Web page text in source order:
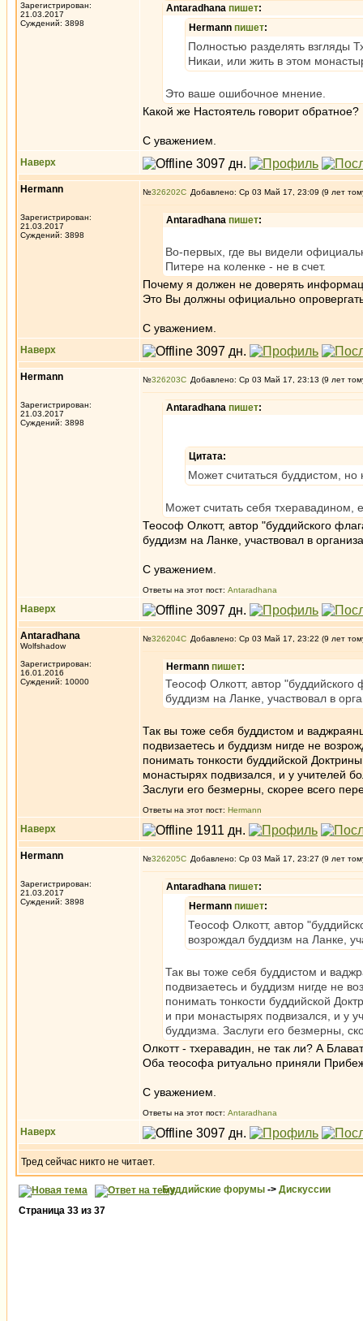
Зарегистрирован:
21.03.2017
Суждений: 3898
Antaradhana пишет:
Hermann пишет:
Полностью разделять взгляды
Никаи, или жить в этом
Это ваше ошибочное мнение.
Какой же Настоятель говорит
С уважением.
Наверх
Hermann
Зарегистрирован:
21.03.2017
Суждений: 3898
№326202 Добавлено: Ср 03 Май 17, 23:09 (9 лет
Antaradhana пишет:
Во-первых, где вы видели
Питере на коленке - не в счет.
Почему я должен не доверять
Это Вы должны официально
С уважением.
Наверх
Hermann
Зарегистрирован:
21.03.2017
Суждений: 3898
№326203 Добавлено: Ср 03 Май 17, 23:13 (9 лет
Antaradhana пишет:
Цитата:
Может считаться буддистом, но
Может считать себя тхеравадином,
Теософ Олкотт, автор "буддийского
буддизм на Ланке, участвовал в
С уважением.
Ответы на этот пост: Antaradhana
Наверх
Antaradhana
Wolfshadow
Зарегистрирован:
16.01.2016
Суждений: 10000
№326204 Добавлено: Ср 03 Май 17, 23:22 (9 лет
Hermann пишет:
Теософ Олкотт, автор
буддизм на Ланке, участвовал в
Так вы тоже себя буддистом и
подвизаетесь и буддизм нигде не
понимать тонкости буддийской
монастырях подвизался, и у учителей
Заслуги его безмерны, скорее всего
Ответы на этот пост: Hermann
Наверх
Hermann
Зарегистрирован:
21.03.2017
Суждений: 3898
№326205 Добавлено: Ср 03 Май 17, 23:27 (9 лет
Antaradhana пишет:
Hermann пишет:
Теософ Олкотт, автор
возрождал буддизм на Ланке,
Так вы тоже себя буддистом и
подвизаетесь и буддизм нигде не
понимать тонкости буддийской
и при монастырях подвизался, и у
буддизма. Заслуги его безмерны,
Олкотт - тхеравадин, не так ли? А
Оба теософа ритуально приняли
С уважением.
Ответы на этот пост: Antaradhana
Наверх
Тред сейчас никто не читает.
Буддийские форумы -> Дискуссии
Страница 33 из 37